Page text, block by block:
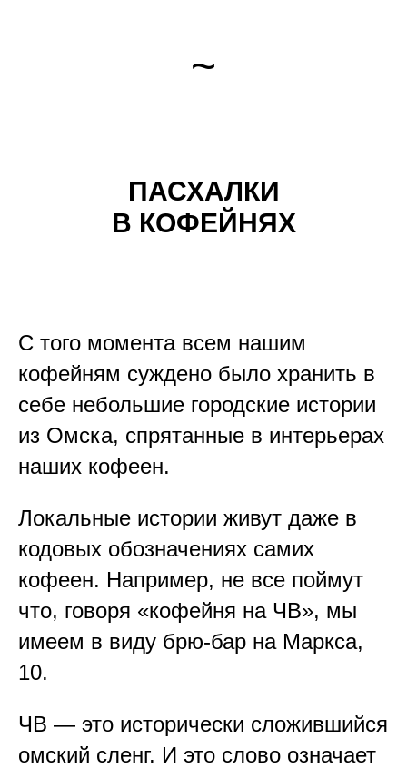
~
ПАСХАЛКИ
В КОФЕЙНЯХ
С того момента всем нашим
кофейням суждено было хранить в
себе небольшие городские истории
из Омска, спрятанные в интерьерах
наших кофеен.
Локальные истории живут даже в
кодовых обозначениях самих
кофеен. Например, не все поймут
что, говоря «кофейня на ЧВ», мы
имеем в виду брю-бар на Маркса,
10.
ЧВ — это исторически сложившийся
омский сленг. И это слово означает